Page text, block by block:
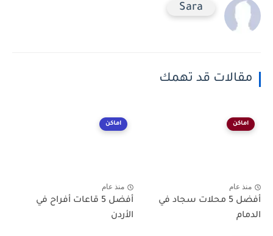
Sara
مقالات قد تهمك
اماكن
منذ عام
أفضل 5 محلات سجاد في
الدمام
اماكن
منذ عام
أفضل 5 قاعات أفراح في
الأردن